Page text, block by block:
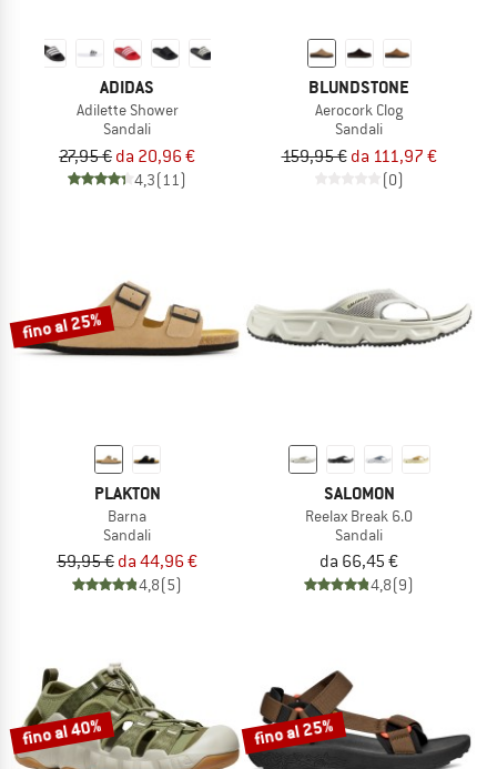
ADIDAS
Adilette Shower
Sandali
27,95 € da 20,96 €
4,3(11)
BLUNDSTONE
Aerocork Clog
Sandali
159,95 € da 111,97 €
(0)
fino al 25%
PLAKTON
Barna
Sandali
59,95 € da 44,96 €
4,8(5)
SALOMON
Reelax Break 6.0
Sandali
da 66,45 €
4,8(9)
fino al 40% fino al 25%